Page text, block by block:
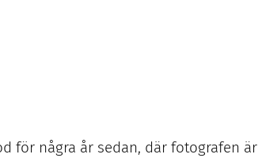
för några år sedan, där fotografen är